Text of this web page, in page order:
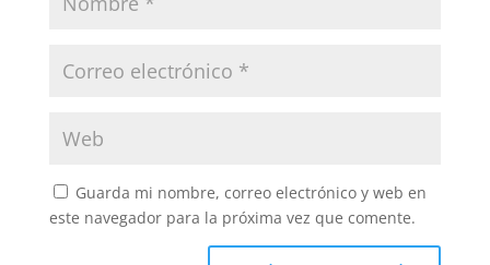
Guarda mi nombre, correo electrónico y web en
este navegador para la próxima vez que comente.